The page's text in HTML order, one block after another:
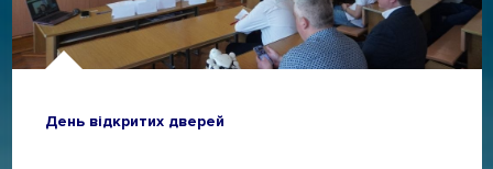
День відкритих дверей